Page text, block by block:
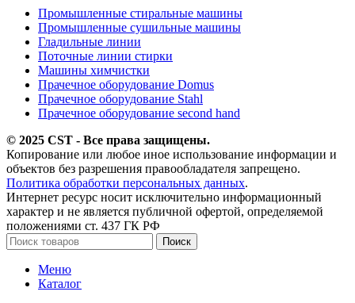
Промышленные стиральные машины
Промышленные сушильные машины
Гладильные линии
Поточные линии стирки
Машины химчистки
Прачечное оборудование Domus
Прачечное оборудование Stahl
Прачечное оборудование second hand
© 2025 CST - Все права защищены.
Копирование или любое иное использование информации и
объектов без разрешения правообладателя запрещено.
Политика обработки персональных данных.
Интернет ресурс носит исключительно информационный
характер и не является публичной офертой, определяемой
положениями ст. 437 ГК РФ
Поиск
Меню
Каталог